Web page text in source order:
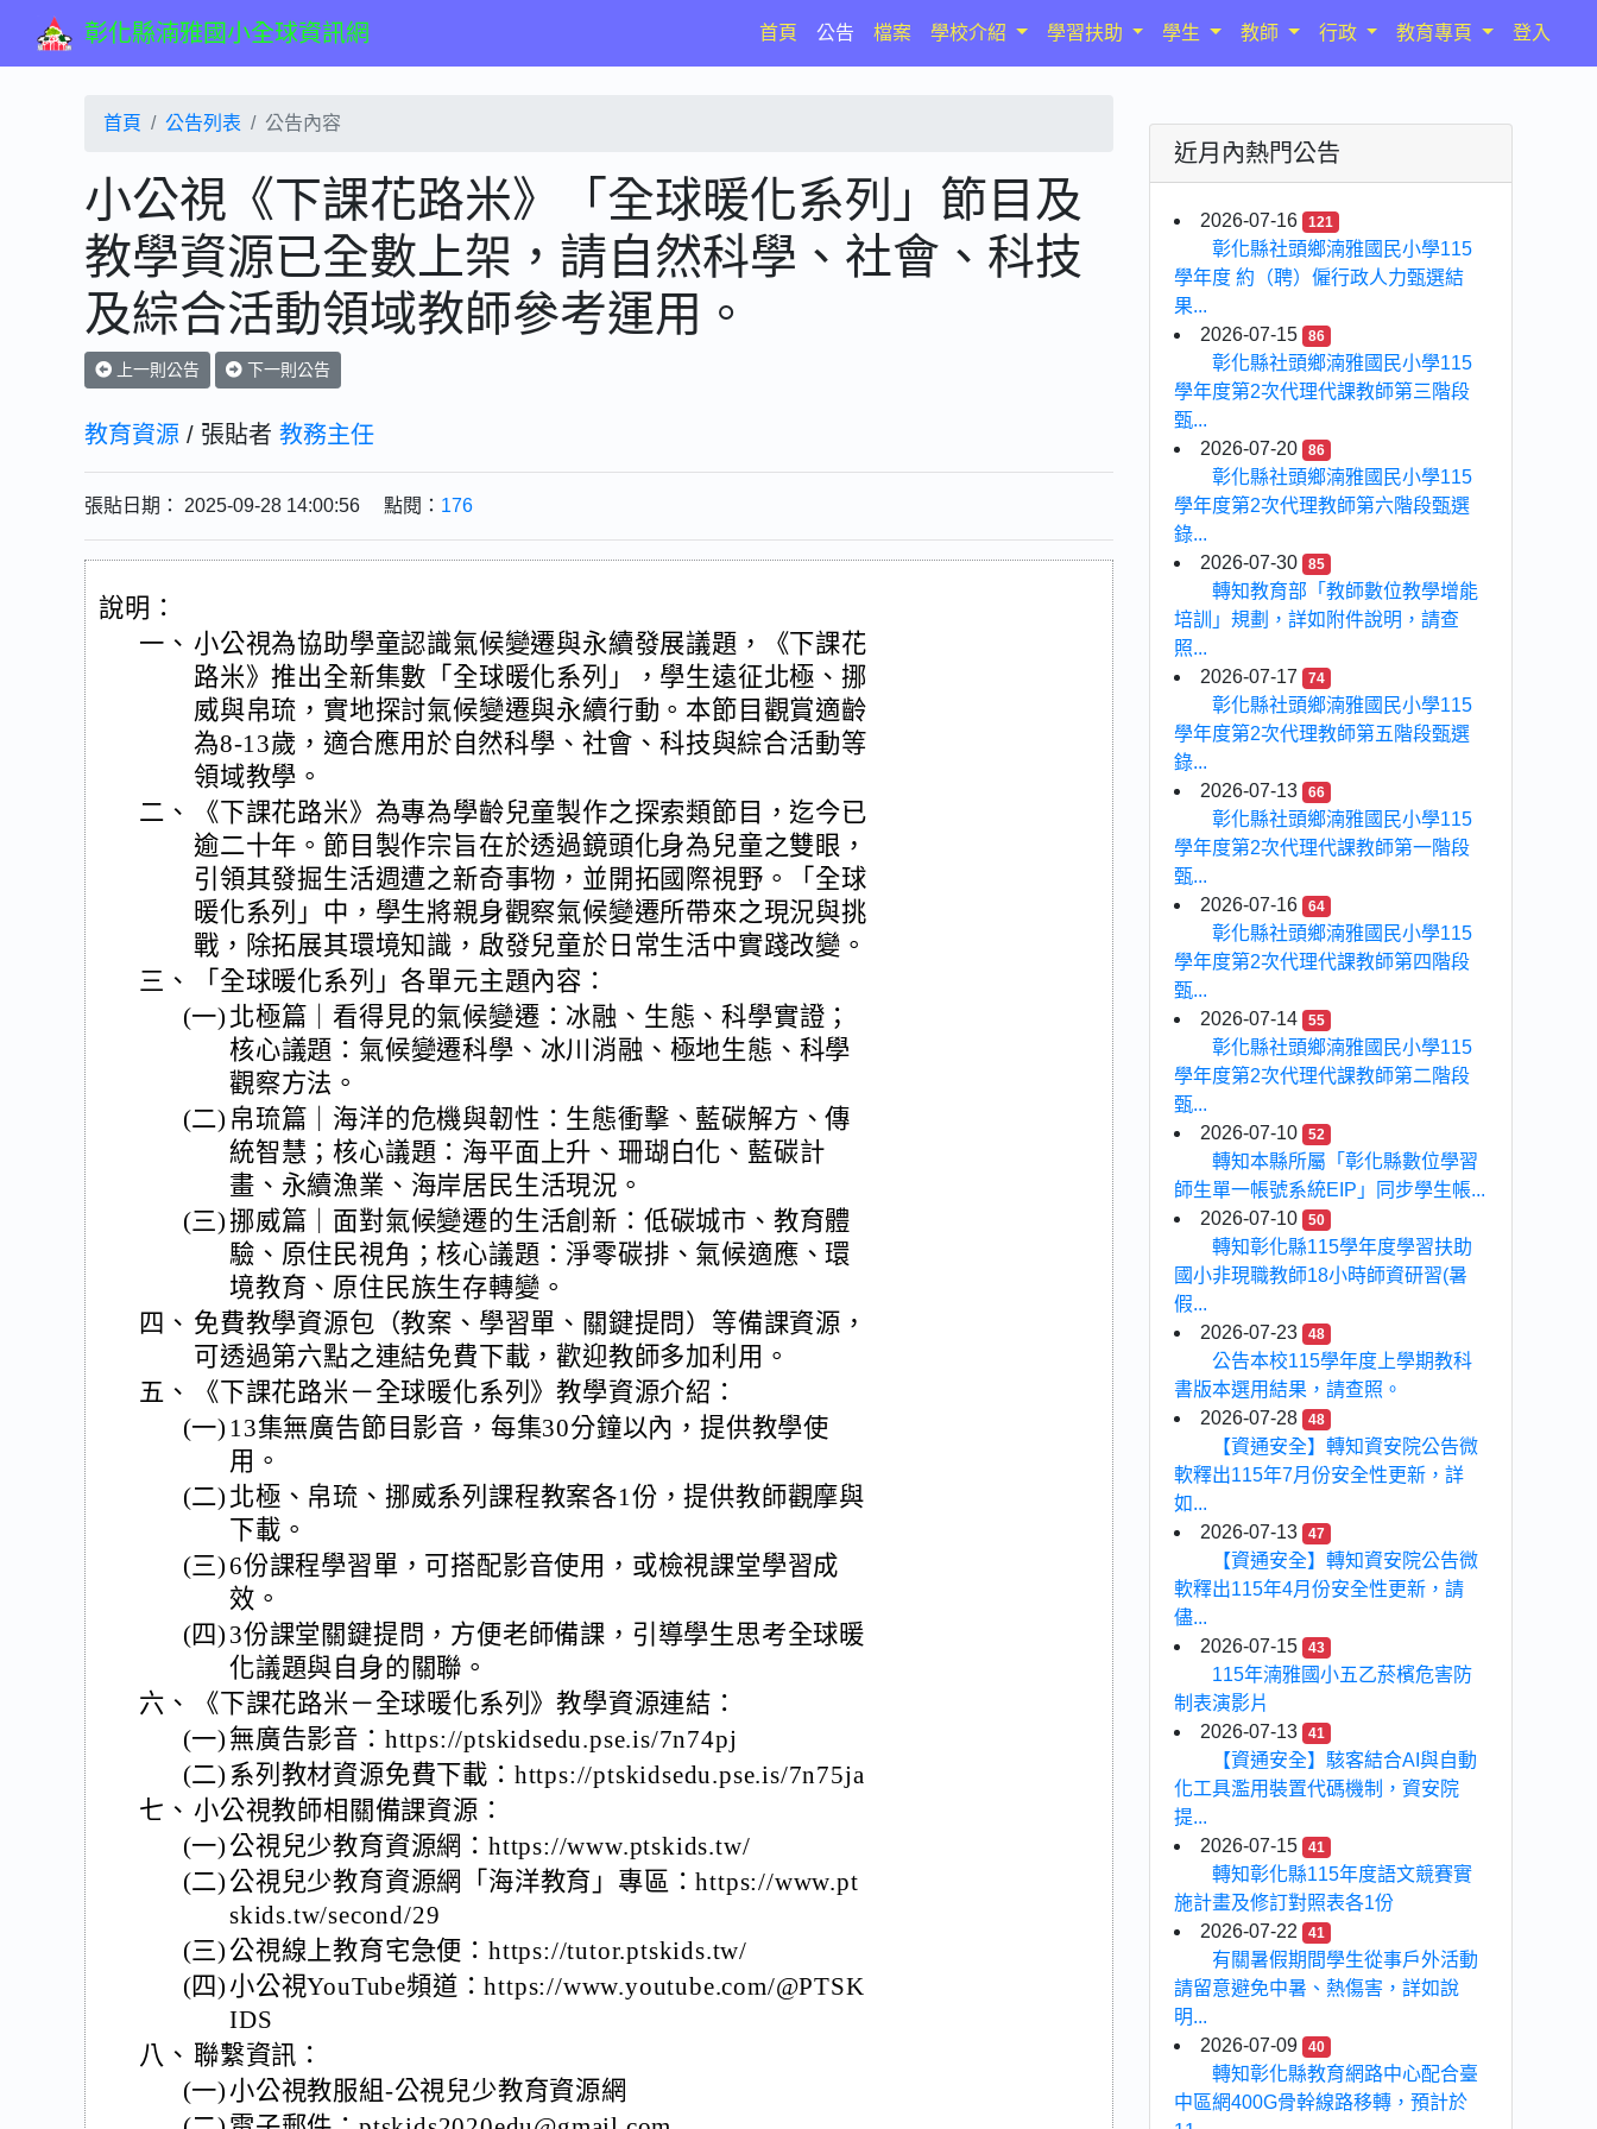
彰化縣湳雅國小全球資訊網 首頁(current)
公告 檔案 學校介紹 學習扶助 學生 教師 行政 教育專頁 登入
首頁 公告列表 公告內容
小公視《下課花路米》「全球暖化系列」節目及
教學資源已全數上架，請自然科學、社會、科技
及綜合活動領域教師參考運用。
上一則公告 下一則公告
教育資源 / 張貼者 教務主任
張貼日期： 2025-09-28 14:00:56 點閱： 176
說明：
一、 小公視為協助學童認識氣候變遷與永續發展議題，《下課花
路米》推出全新集數「全球暖化系列」，學生遠征北極、挪
威與帛琉，實地探討氣候變遷與永續行動。本節目觀賞適齡
為8-13歲，適合應用於自然科學、社會、科技與綜合活動等
領域教學。
二、
《下課花路米》為專為學齡兒童製作之探索類節目，迄今已
逾二十年。節目製作宗旨在於透過鏡頭化身為兒童之雙眼，
引領其發掘生活週遭之新奇事物，並開拓國際視野。「全球
暖化系列」中，學生將親身觀察氣候變遷所帶來之現況與挑
戰，除拓展其環境知識，啟發兒童於日常生活中實踐改變。
三、
「全球暖化系列」各單元主題內容：
(一) 北極篇｜看得見的氣候變遷：冰融、生態、科學實證；
核心議題：氣候變遷科學、冰川消融、極地生態、科學
觀察方法。
(二) 帛琉篇｜海洋的危機與韌性：生態衝擊、藍碳解方、傳
統智慧；核心議題：海平面上升、珊瑚白化、藍碳計
畫、永續漁業、海岸居民生活現況。
(三)挪威篇｜面對氣候變遷的生活創新：低碳城市、教育體
驗、原住民視角；核心議題：淨零碳排、氣候適應、環
境教育、原住民族生存轉變。
四、 免費教學資源包（教案、學習單、關鍵提問）等備課資源，
可透過第六點之連結免費下載，歡迎教師多加利用。
五、
《下課花路米－全球暖化系列》教學資源介紹：
(一) 13集無廣告節目影音，每集30分鐘以內，提供教學使
用。
(二) 北極、帛琉、挪威系列課程教案各1份，提供教師觀摩與
下載。
(三) 6份課程學習單，可搭配影音使用，或檢視課堂學習成
效。
(四) 3份課堂關鍵提問，方便老師備課，引導學生思考全球暖
化議題與自身的關聯。
六、
《下課花路米－全球暖化系列》教學資源連結：
(一) 無廣告影音：https://ptskidsedu.pse.is/7n74pj
(二) 系列教材資源免費下載：https://ptskidsedu.pse.is/7n75ja
七、 小公視教師相關備課資源：
(一) 公視兒少教育資源網：https://www.ptskids.tw/
(二) 公視兒少教育資源網「海洋教育」專區：https://www.pt
skids.tw/second/29
(三) 公視線上教育宅急便：https://tutor.ptskids.tw/
(四)小公視YouTube頻道：https://www.youtube.com/@PTSK
IDS
八、 聯繫資訊：
(一)小公視教服組-公視兒少教育資源網
近月內熱門公告
2026-07-16 121
彰化縣社頭鄉湳雅國民小學115
學年度 約（聘）僱行政人力甄選結
果...
2026-07-15
86
彰化縣社頭鄉湳雅國民小學115
學年度第2次代理代課教師第三階段
甄...
2026-07-20
86
彰化縣社頭鄉湳雅國民小學115
學年度第2次代理教師第六階段甄選
錄...
2026-07-30
85
轉知教育部「教師數位教學增能
培訓」規劃，詳如附件說明，請查
照...
2026-07-17
74
彰化縣社頭鄉湳雅國民小學115
學年度第2次代理教師第五階段甄選
錄...
2026-07-13
66
彰化縣社頭鄉湳雅國民小學115
學年度第2次代理代課教師第一階段
甄...
2026-07-16
64
彰化縣社頭鄉湳雅國民小學115
學年度第2次代理代課教師第四階段
甄...
2026-07-14
55
彰化縣社頭鄉湳雅國民小學115
學年度第2次代理代課教師第二階段
甄...
2026-07-10
52
轉知本縣所屬「彰化縣數位學習
師生單一帳號系統EIP」同步學生帳...
2026-07-10
50
轉知彰化縣115學年度學習扶助
國小非現職教師18小時師資研習(暑
假...
2026-07-23
48
公告本校115學年度上學期教科
書版本選用結果，請查照。
2026-07-28
48
【資通安全】轉知資安院公告微
軟釋出115年7月份安全性更新，詳
如...
2026-07-13
47
【資通安全】轉知資安院公告微
軟釋出115年4月份安全性更新，請
儘...
2026-07-15
43
115年湳雅國小五乙菸檳危害防
制表演影片
2026-07-13
41
【資通安全】駭客結合AI與自動
化工具濫用裝置代碼機制，資安院
提...
2026-07-15
41
轉知彰化縣115年度語文競賽實
施計畫及修訂對照表各1份
2026-07-22
41
有關暑假期間學生從事戶外活動
請留意避免中暑、熱傷害，詳如說
明...
2026-07-09
40
轉知彰化縣教育網路中心配合臺
中區網400G骨幹線路移轉，預計於